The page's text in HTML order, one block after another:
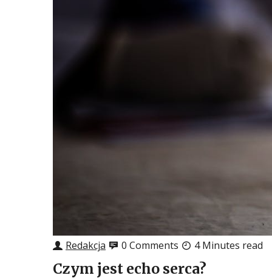
Redakcja 0 Comments 4 Minutes read
Czym jest echo serca?